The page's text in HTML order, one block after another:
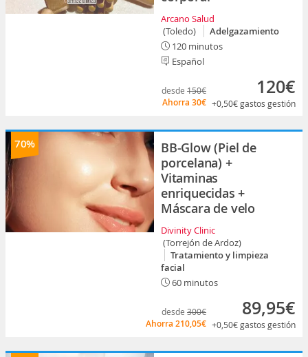
Arcano Salud
(Toledo)
Adelgazamiento
120 minutos
Español
desde 150€
Ahorra 30€
120€
+0,50€gastos gestión
70%
BB-Glow (Piel de
porcelana) +
Vitaminas
enriquecidas +
Máscara de velo
Divinity Clinic
(Torrejón de Ardoz)
Tratamiento y limpieza
facial
60 minutos
desde 300€
Ahorra 210,05€
89,95€
+0,50€gastos gestión